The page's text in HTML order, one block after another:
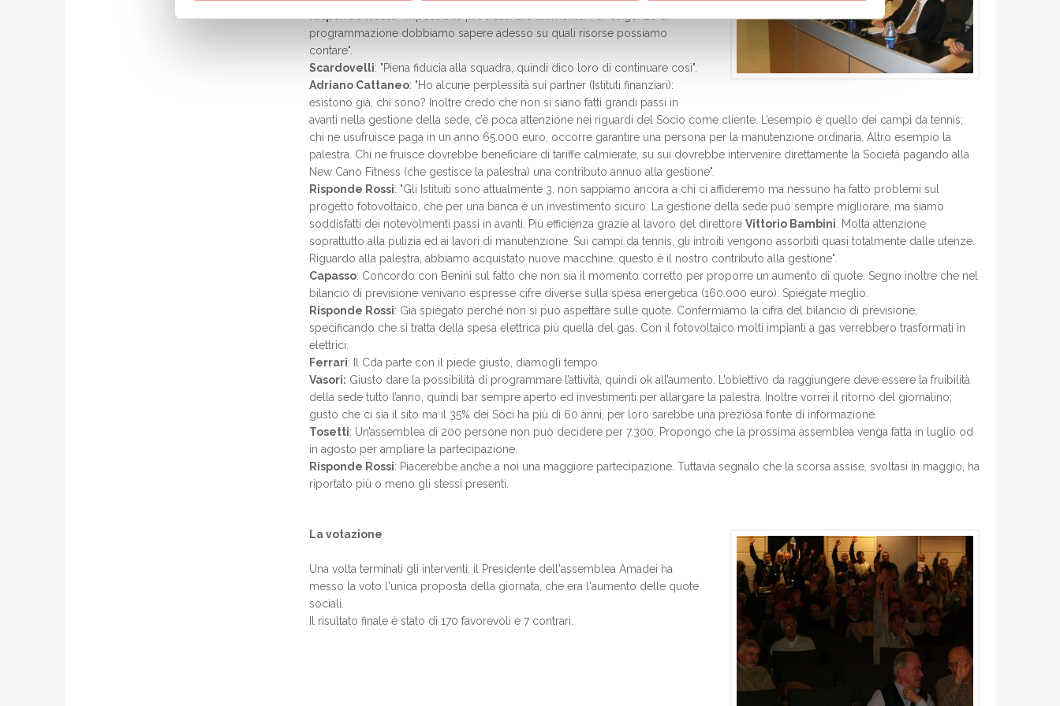
Risponde Rossi: "Impossibile procrastinare l’aumento. Per esigenze di
programmazione dobbiamo sapere adesso su quali risorse possiamo
contare".
Scardovelli: "Piena fiducia alla squadra, quindi dico loro di continuare così".
Adriano Cattaneo: "Ho alcune perplessità sui partner (Istituti finanziari):
esistono già, chi sono? Inoltre credo che non si siano fatti grandi passi in
avanti nella gestione della sede, c’è poca attenzione nei riguardi del Socio come cliente. L’esempio è quello dei campi da tennis;
chi ne usufruisce paga in un anno 65.000 euro, occorre garantire una persona per la manutenzione ordinaria. Altro esempio la
palestra. Chi ne fruisce dovrebbe beneficiare di tariffe calmierate, su sui dovrebbe intervenire direttamente la Società pagando alla
New Cano Fitness (che gestisce la palestra) una contributo annuo alla gestione".
Risponde Rossi: "Gli Istituiti sono attualmente 3, non sappiamo ancora a chi ci affideremo ma nessuno ha fatto problemi sul
progetto fotovoltaico, che per una banca è un investimento sicuro. La gestione della sede può sempre migliorare, ma siamo
soddisfatti dei notevolmenti passi in avanti. Più efficienza grazie al lavoro del direttore Vittorio Bambini . Molta attenzione
soprattutto alla pulizia ed ai lavori di manutenzione. Sui campi da tennis, gli introiti vengono assorbiti quasi totalmente dalle utenze.
Riguardo alla palestra, abbiamo acquistato nuove macchine, questo è il nostro contributo alla gestione".
Capasso: Concordo con Benini sul fatto che non sia il momento corretto per proporre un aumento di quote. Segno inoltre che nel
bilancio di previsione venivano espresse cifre diverse sulla spesa energetica (160.000 euro). Spiegate meglio.
Risponde Rossi: Già spiegato perché non si può aspettare sulle quote. Confermiamo la cifra del bilancio di previsione,
specificando che si tratta della spesa elettrica più quella del gas. Con il fotovoltaico molti impianti a gas verrebbero trasformati in
elettrici.
Ferrari: Il Cda parte con il piede giusto, diamogli tempo.
Vasori: Giusto dare la possibilità di programmare l’attività, quindi ok all’aumento. L’obiettivo da raggiungere deve essere la fruibilità
della sede tutto l’anno, quindi bar sempre aperto ed investimenti per allargare la palestra. Inoltre vorrei il ritorno del giornalino;
gusto che ci sia il sito ma il 35% dei Soci ha più di 60 anni, per loro sarebbe una preziosa fonte di informazione.
Tosetti: Un’assemblea di 200 persone non può decidere per 7.300. Propongo che la prossima assemblea venga fatta in luglio od
in agosto per ampliare la partecipazione.
Risponde Rossi: Piacerebbe anche a noi una maggiore partecipazione. Tuttavia segnalo che la scorsa assise, svoltasi in maggio, ha
riportato più o meno gli stessi presenti.
La votazione
Una volta terminati gli interventi, il Presidente dell'assemblea Amadei ha
messo la voto l'unica proposta della giornata, che era l'aumento delle quote
sociali.
Il risultato finale è stato di 170 favorevoli e 7 contrari.